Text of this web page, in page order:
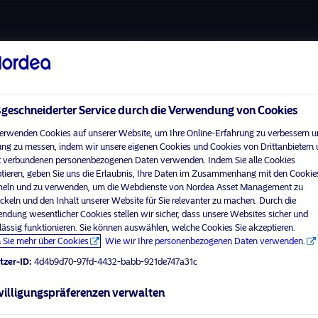
visit
Anlegerprofil aus
und Wertentwicklung
Dokumente
Dokumente
Investments
ESG Lernzentrum
Ein Pionier in ESG
Service durch die Verwendung von Cookies
Cookies auf unserer Website, um Ihre Online-Erfahrung zu verbessern
zu messen, indem wir unsere eigenen Cookies und Cookies von Drittanbietern
personenbezogenen Daten verwenden. Indem Sie alle Cookies
geben Sie uns die Erlaubnis, Ihre Daten im Zusammenhang mit den
und zu verwenden, um die Webdienste von Nordea Asset Management zu
und den Inhalt unserer Website für Sie relevanter zu machen. Durch die
wesentlicher Cookies stellen wir sicher, dass unsere Websites sicher und
funktionieren. Sie können auswählen, welche Cookies Sie akzeptieren.
Sie mehr über Cookies
Wie wir Ihre personenbezogenen Daten verwenden.
ID: 4d4b9d70-97fd-4432-babb-921de747a31c
verwalten